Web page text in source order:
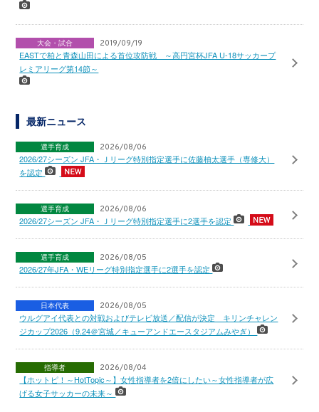
大会・試合 2019/09/19
EASTで柏と青森山田による首位攻防戦 ～高円宮杯JFA U-18サッカープ
レミアリーグ第14節～
最新ニュース
選手育成 2026/08/06
2026/27シーズン JFA・Ｊリーグ特別指定選手に佐藤柚太選手（専修大）
を認定
選手育成 2026/08/06
2026/27シーズン JFA・Ｊリーグ特別指定選手に2選手を認定
選手育成 2026/08/05
2026/27年JFA・WEリーグ特別指定選手に2選手を認定
日本代表 2026/08/05
ウルグアイ代表との対戦およびテレビ放送／配信が決定 キリンチャレン
ジカップ2026（9.24＠宮城／キューアンドエースタジアムみやぎ）
指導者 2026/08/04
【ホットピ！～HotTopic～】女性指導者を2倍にしたい～女性指導者が広
げる女子サッカーの未来～